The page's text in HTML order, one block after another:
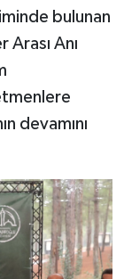
bulunan
Arası Anı
devamını